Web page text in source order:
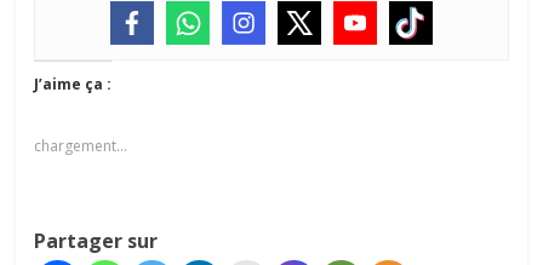
J’aime ça :
chargement…
Partager sur